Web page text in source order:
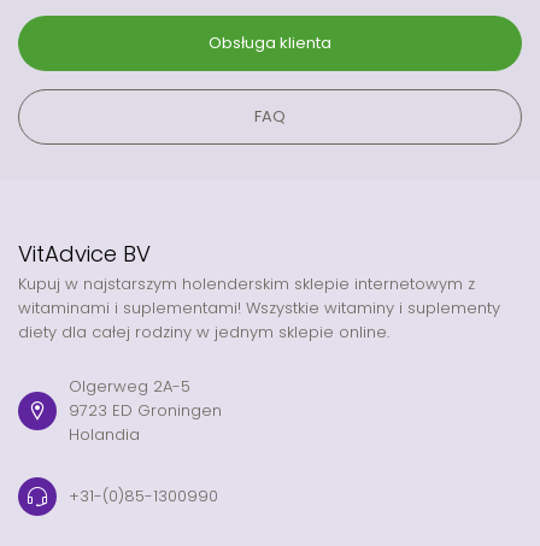
Obsługa klienta
FAQ
VitAdvice BV
Kupuj w najstarszym holenderskim sklepie internetowym z
witaminami i suplementami! Wszystkie witaminy i suplementy
diety dla całej rodziny w jednym sklepie online.
Olgerweg 2A-5
9723 ED Groningen
Holandia
+31-(0)85-1300990